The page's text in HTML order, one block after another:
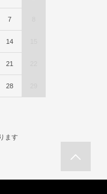
7
14
21
28
ます